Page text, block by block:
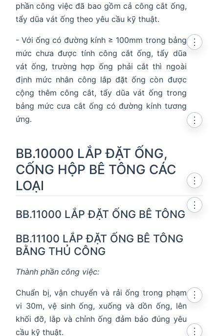
phần công việc đã bao gồm cả công cắt ống,
tẩy dũa vát ống theo yêu cầu kỹ thuật.
- Với ống có đường kính ≥ 100mm trong bảng
mức chưa được tính công cắt ống, tẩy dũa
vát ống, trường hợp ống phải cắt thì ngoài
định mức nhân công lắp đặt ống còn được
cộng thêm công cắt, tẩy dũa vát ống trong
bảng mức cưa cắt ống có đường kính tương
ứng.
⋮
BB.10000 LẮP ĐẶT ỐNG,
CỐNG HỘP BÊ TÔNG CÁC
LOẠI
⋮
BB.11000 LẮP ĐẶT ỐNG BÊ TÔNG
⋮
BB.11100 LẮP ĐẶT ỐNG BÊ TÔNG
BẰNG THỦ CÔNG
⋮
Thành phần công việc:
Chuẩn bị, vận chuyển và rải ống trong phạm
vi 30m, vệ sinh ống, xuống và dồn ống, lên
khối đỡ, lắp và chỉnh ống đảm bảo đúng yêu
cầu kỹ thuật.
⋮
⋮